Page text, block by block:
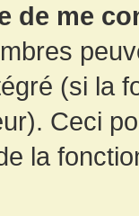
de me
(si la
Ceci
la